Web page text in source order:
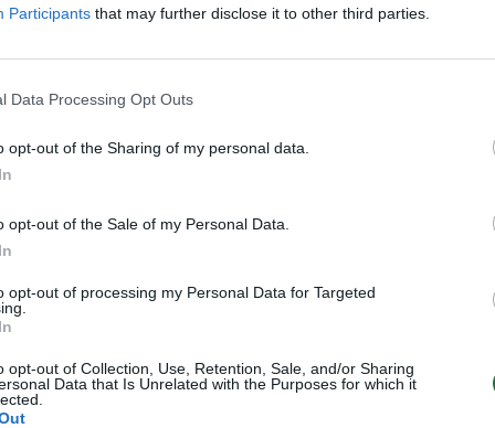
Participants that may further disclose it to other third parties.
Data Processing Opt Outs
opt-out of the Sharing of my personal data.
opt-out of the Sale of my Personal Data.
opt-out of processing my Personal Data for Targeted
opt-out of Collection, Use, Retention, Sale, and/or Sharing
Data that Is Unrelated with the Purposes for which it
Nacionalinis kraujo centras
į
„Žinios“ 2026-08-08
ir
00:00:40
Dronai Vokietijoje kelia vis daugiau